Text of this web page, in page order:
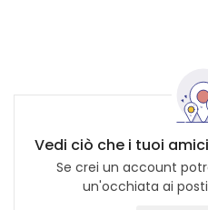
Vedi ciò che i tuoi
Se crei un account
un'occhiata ai